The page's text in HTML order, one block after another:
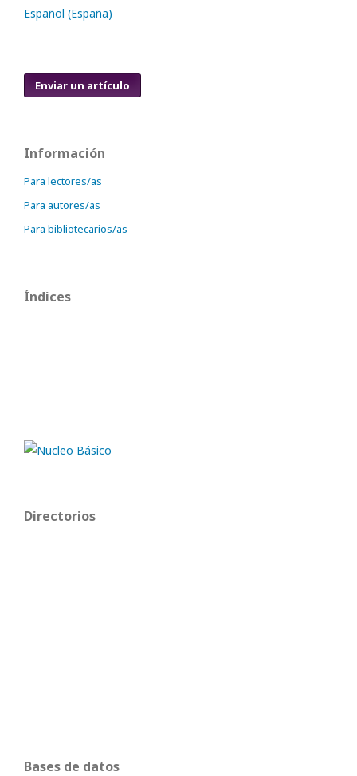
Español (España)
Enviar un artículo
Información
Para lectores/as
Para autores/as
Para bibliotecarios/as
Índices
Directorios
Bases de datos